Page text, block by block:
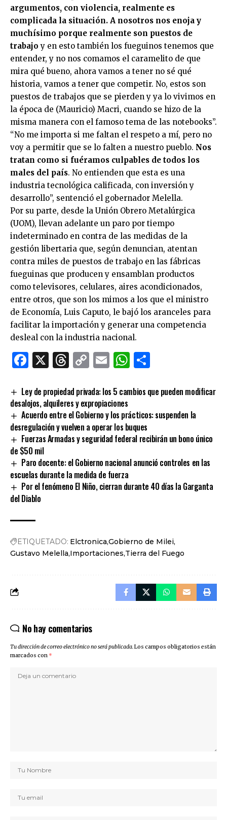
argumentos, con violencia, realmente es
complicada la situación. A nosotros nos enoja y
muchísimo porque realmente son puestos de
trabajo y en esto también los fueguinos tenemos que
entender, y no nos comamos el caramelito de que
mira qué bueno, ahora vamos a tener no sé qué
historia, vamos a tener que competir. No, estos son
puestos de trabajos que se pierden y ya lo vivimos en
la época de (Mauricio) Macri, cuando se hizo de la
misma manera con el famoso tema de las notebooks”.
“No me importa si me faltan el respeto a mí, pero no
voy a permitir que se lo falten a nuestro pueblo. Nos
tratan como si fuéramos culpables de todos los
males del país. No entienden que esta es una
industria tecnológica calificada, con inversión y
desarrollo”, sentenció el gobernador Melella.
Por su parte, desde la Unión Obrero Metalúrgica
(UOM), llevan adelante un paro por tiempo
indeterminado en contra de las medidas de la
gestión libertaria que, según denuncian, atentan
contra miles de puestos de trabajo en las fábricas
fueguinas que producen y ensamblan productos
como televisores, celulares, aires acondicionados,
entre otros, que son los mimos a los que el ministro
de Economía, Luis Caputo, le bajó los aranceles para
facilitar la importación y generar una competencia
desleal con la industria nacional.
Facebook
X Threads
CopyEmailWhatsApp
Ley de propiedad privada: los 5 cambios que pueden modificar
desalojos, alquileres y expropiaciones
Acuerdo entre el Gobierno y los prácticos: suspenden la
desregulación y vuelven a operar los buques
Fuerzas Armadas y seguridad federal recibirán un bono único
de $50 mil
Paro docente: el Gobierno nacional anunció controles en las
escuelas durante la medida de fuerza
Por el fenómeno El Niño, cierran durante 40 días la Garganta
del Diablo
ETIQUETADO: Elctronica Gobierno de Milei
Gustavo Melella Importaciones Tierra del Fuego
No hay comentarios
Tu dirección de correo electrónico no será publicada.Los campos obligatorios están
marcados con *